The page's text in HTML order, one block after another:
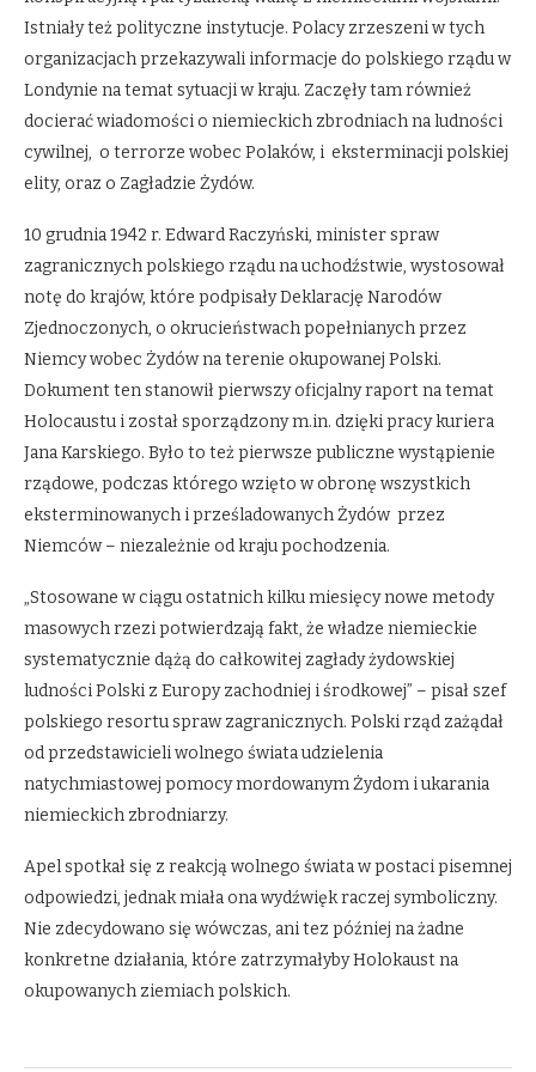
Istniały też polityczne instytucje. Polacy zrzeszeni w tych
organizacjach przekazywali informacje do polskiego rządu w
Londynie na temat sytuacji w kraju. Zaczęły tam również
docierać wiadomości o niemieckich zbrodniach na ludności
cywilnej, o terrorze wobec Polaków, i eksterminacji polskiej
elity, oraz o Zagładzie Żydów.
10 grudnia 1942 r. Edward Raczyński, minister spraw
zagranicznych polskiego rządu na uchodźstwie, wystosował
notę do krajów, które podpisały Deklarację Narodów
Zjednoczonych, o okrucieństwach popełnianych przez
Niemcy wobec Żydów na terenie okupowanej Polski.
Dokument ten stanowił pierwszy oficjalny raport na temat
Holocaustu i został sporządzony m.in. dzięki pracy kuriera
Jana Karskiego. Było to też pierwsze publiczne wystąpienie
rządowe, podczas którego wzięto w obronę wszystkich
eksterminowanych i prześladowanych Żydów przez
Niemców – niezależnie od kraju pochodzenia.
„Stosowane w ciągu ostatnich kilku miesięcy nowe metody
masowych rzezi potwierdzają fakt, że władze niemieckie
systematycznie dążą do całkowitej zagłady żydowskiej
ludności Polski z Europy zachodniej i środkowej” – pisał szef
polskiego resortu spraw zagranicznych. Polski rząd zażądał
od przedstawicieli wolnego świata udzielenia
natychmiastowej pomocy mordowanym Żydom i ukarania
niemieckich zbrodniarzy.
Apel spotkał się z reakcją wolnego świata w postaci pisemnej
odpowiedzi, jednak miała ona wydźwięk raczej symboliczny.
Nie zdecydowano się wówczas, ani tez później na żadne
konkretne działania, które zatrzymałyby Holokaust na
okupowanych ziemiach polskich.